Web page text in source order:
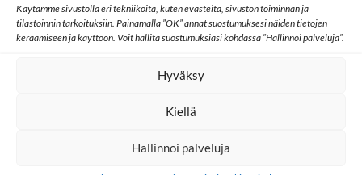
Käytämme sivustolla eri tekniikoita, kuten evästeitä, sivuston toiminnan ja
tilastoinnin tarkoituksiin. Painamalla ”OK” annat suostumuksesi näiden tietojen
keräämiseen ja käyttöön. Voit hallita suostumuksiasi kohdassa ”Hallinnoi palveluja”.
Hyväksy
Kiellä
Hallinnoi palveluja